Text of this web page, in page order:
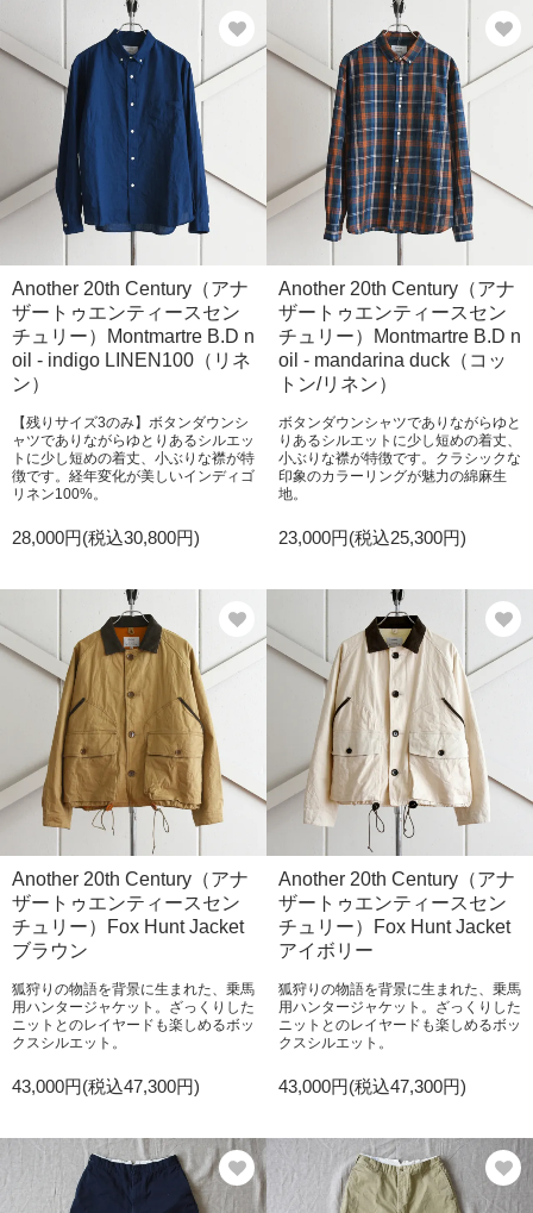
Another 20th Century（アナ
ザートゥエンティースセン
チュリー）Montmartre B.D n
oil - indigo LINEN100（リネ
ン）
【残りサイズ3のみ】ボタンダウンシ
ャツでありながらゆとりあるシルエッ
トに少し短めの着丈、小ぶりな襟が特
徴です。経年変化が美しいインディゴ
リネン100%。
28,000円(税込30,800円)
Another 20th Century（アナ
ザートゥエンティースセン
チュリー）Montmartre B.D n
oil - mandarina duck（コッ
トン/リネン）
ボタンダウンシャツでありながらゆと
りあるシルエットに少し短めの着丈、
小ぶりな襟が特徴です。クラシックな
印象のカラーリングが魅力の綿麻生
地。
23,000円(税込25,300円)
Another 20th Century（アナ
ザートゥエンティースセン
チュリー）Fox Hunt Jacket
ブラウン
狐狩りの物語を背景に生まれた、乗馬
用ハンタージャケット。ざっくりした
ニットとのレイヤードも楽しめるボッ
クスシルエット。
43,000円(税込47,300円)
Another 20th Century（アナ
ザートゥエンティースセン
チュリー）Fox Hunt Jacket
アイボリー
狐狩りの物語を背景に生まれた、乗馬
用ハンタージャケット。ざっくりした
ニットとのレイヤードも楽しめるボッ
クスシルエット。
43,000円(税込47,300円)